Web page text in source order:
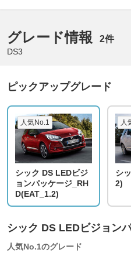
グレード情報 2件
DS3
ピックアップグレード
人気No.1
シック DS LEDビジ
ョンパッケージ_RH
D(EAT_1.2)
人
シ
2)
シック DS LEDビジョン
人気No.1のグレード